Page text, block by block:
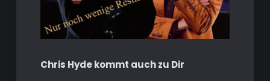
Chris Hyde kommt auch zu Dir